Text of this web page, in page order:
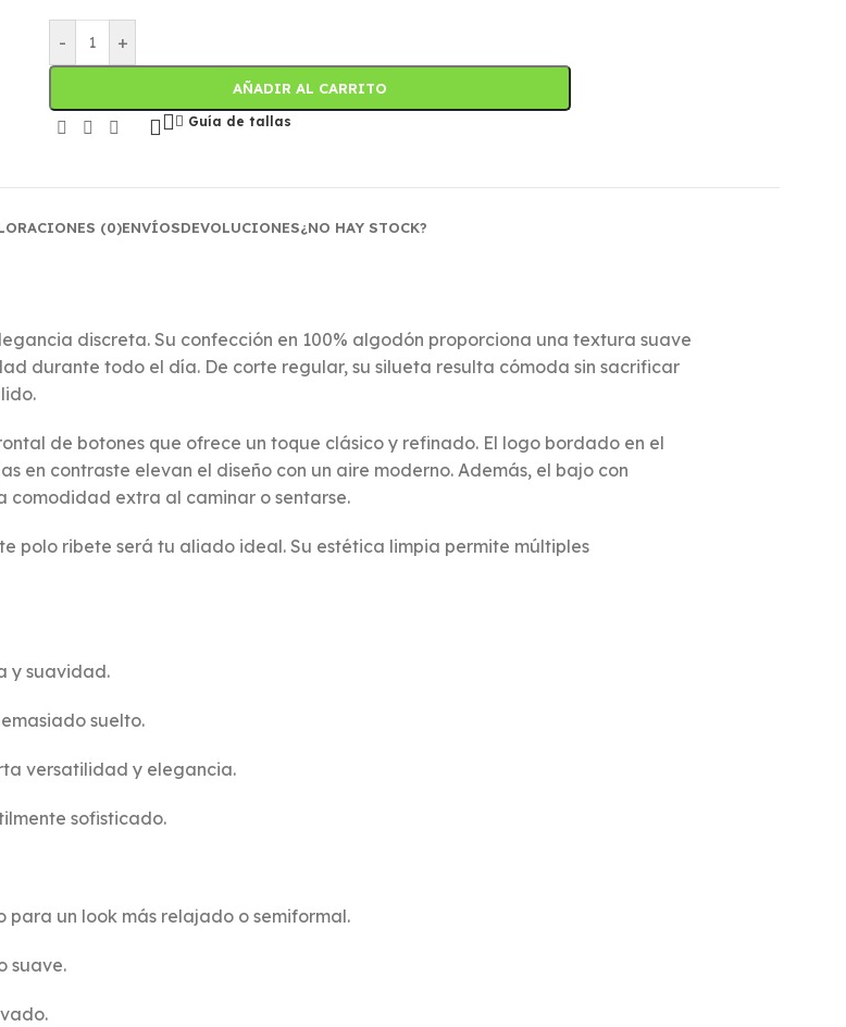
- +
AÑADIR AL CARRITO
Guía de tallas
(0)ENVÍOSDEVOLUCIONES¿NO HAY STOCK?
discreta. Su confección en 100% algodón proporciona una textura suave
durante todo el día. De corte regular, su silueta resulta cómoda sin sacrificar
de botones que ofrece un toque clásico y refinado. El logo bordado en el
en contraste elevan el diseño con un aire moderno. Además, el bajo con
comodidad extra al caminar o sentarse.
polo ribete será tu aliado ideal. Su estética limpia permite múltiples
y suavidad.
suelto.
versatilidad y elegancia.
sofisticado.
un look más relajado o semiformal.
suave.